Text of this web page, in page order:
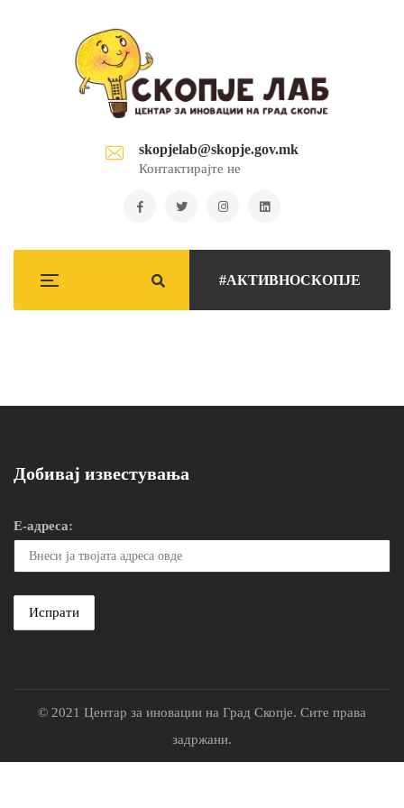
skopjelab@skopje.gov.mk
Контактирајте не
#АКТИВНОСКОПЈЕ
Добивај известувања
Е-адреса:
© 2021 Центар за иновации на Град Скопје. Сите права
задржани.